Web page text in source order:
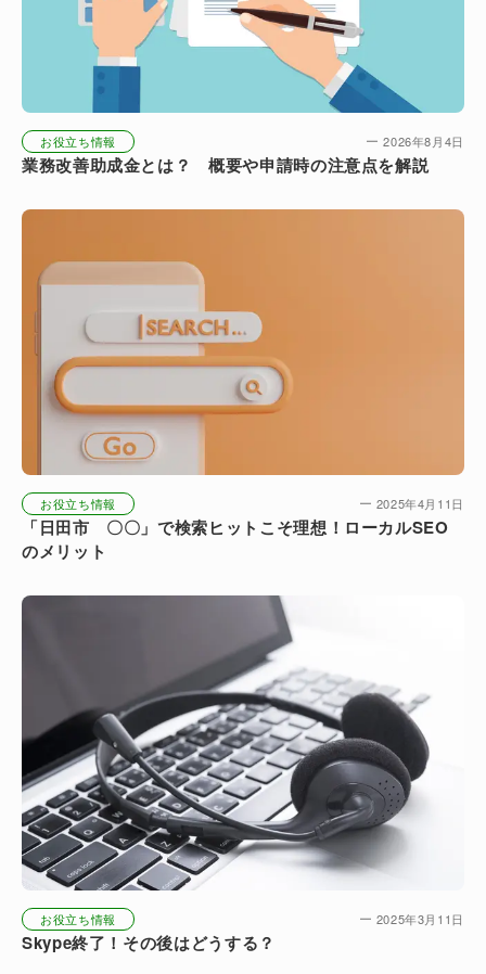
お役立ち情報 2026年8月4日
業務改善助成金とは？ 概要や申請時の注意点を解説
お役立ち情報 2025年4月11日
「日田市 〇〇」で検索ヒットこそ理想！ローカルSEO
のメリット
お役立ち情報 2025年3月11日
Skype終了！その後はどうする？